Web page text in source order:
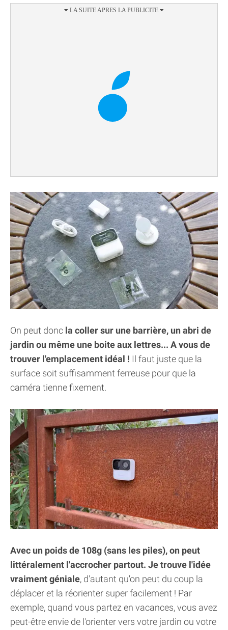
On peut donc la coller sur une barrière, un abri de
jardin ou même une boite aux lettres... A vous de
trouver l'emplacement idéal ! Il faut juste que la
surface soit suffisamment ferreuse pour que la
caméra tienne fixement.
Avec un poids de 108g (sans les piles), on peut
littéralement l'accrocher partout. Je trouve l'idée
vraiment géniale, d'autant qu'on peut du coup la
déplacer et la réorienter super facilement ! Par
exemple, quand vous partez en vacances, vous avez
peut-être envie de l'orienter vers votre jardin ou votre